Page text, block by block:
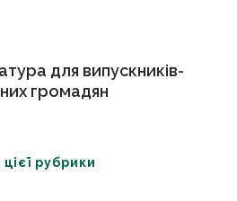
для випускників-
громадян
рубрики